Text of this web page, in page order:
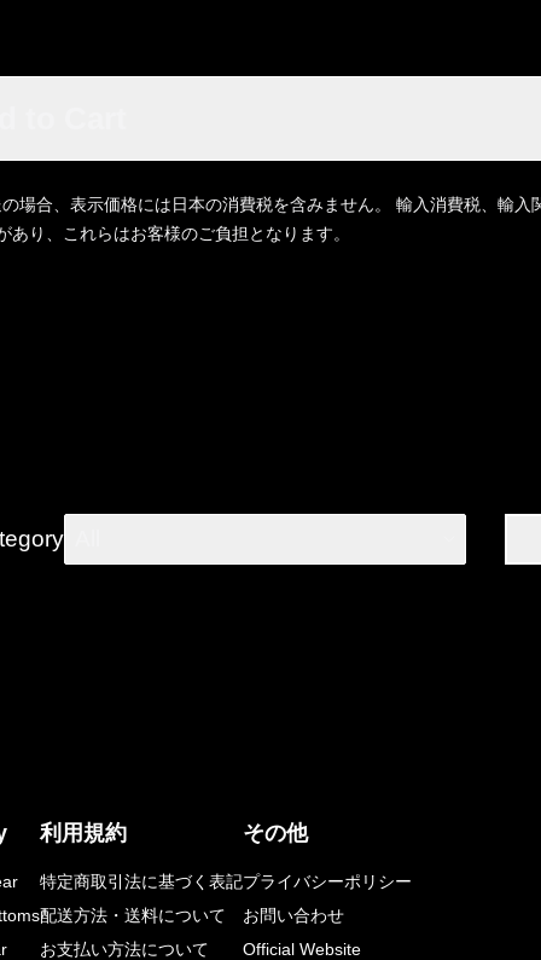
合、表示価格には日本の消費税を含みません。 輸入消費税、輸入
り、これらはお客様のご負担となります。
利用規約
特定商取引法に基づく表記
配送方法・送料について
お支払い方法について
その他
プライバシーポリシー
お問い合わせ
Official Website